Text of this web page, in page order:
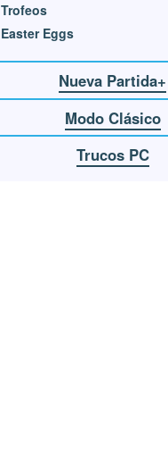
Trofeos
Easter Eggs
Nueva Partida+
Modo Clásico
Trucos PC